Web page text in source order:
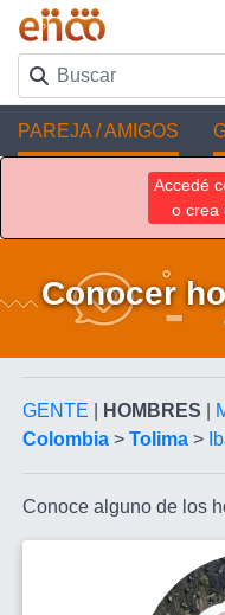
PAREJA / AMIGOS
Accedé
o crea
Conocer
GENTE HOMBRES
Colombia > Tolima >
Conoce alguno de los